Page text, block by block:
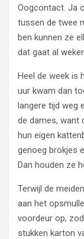
Oogcontact. Ja
tussen de twee
ben kunnen ze
dat gaat al
Heel de week is
uur kwam dan
langere tijd weg
de dames, want
hun eigen
genoeg brokjes
Dan houden ze
Terwijl de
aan het
voordeur op,
stukken karton